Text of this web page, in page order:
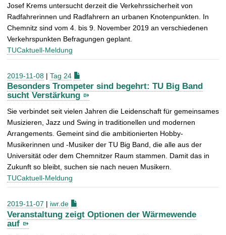
Josef Krems untersucht derzeit die Verkehrssicherheit von
Radfahrerinnen und Radfahrern an urbanen Knotenpunkten. In
Chemnitz sind vom 4. bis 9. November 2019 an verschiedenen
Verkehrspunkten Befragungen geplant.
TUCaktuell-Meldung
2019-11-08 | Tag 24
Besonders Trompeter sind begehrt: TU Big Band
sucht Verstärkung
Sie verbindet seit vielen Jahren die Leidenschaft für gemeinsames
Musizieren, Jazz und Swing in traditionellen und modernen
Arrangements. Gemeint sind die ambitionierten Hobby-
Musikerinnen und -Musiker der TU Big Band, die alle aus der
Universität oder dem Chemnitzer Raum stammen. Damit das in
Zukunft so bleibt, suchen sie nach neuen Musikern.
TUCaktuell-Meldung
2019-11-07 | iwr.de
Veranstaltung zeigt Optionen der Wärmewende
auf